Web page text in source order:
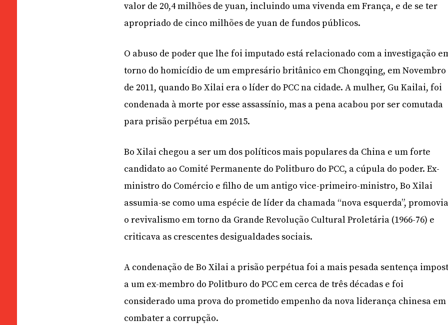
valor de 20,4 milhões de yuan, incluindo uma vivenda em França, e de se ter
apropriado de cinco milhões de yuan de fundos públicos.
O abuso de poder que lhe foi imputado está relacionado com a investigação
torno do homicídio de um empresário britânico em Chongqing, em Novembro
de 2011, quando Bo Xilai era o líder do PCC na cidade. A mulher, Gu Kailai, foi
condenada à morte por esse assassínio, mas a pena acabou por ser comutada
para prisão perpétua em 2015.
Bo Xilai chegou a ser um dos políticos mais populares da China e um forte
candidato ao Comité Permanente do Politburo do PCC, a cúpula do poder. Ex-
ministro do Comércio e filho de um antigo vice-primeiro-ministro, Bo Xilai
assumia-se como uma espécie de líder da chamada “nova esquerda”,
o revivalismo em torno da Grande Revolução Cultural Proletária (1966-76) e
criticava as crescentes desigualdades sociais.
A condenação de Bo Xilai a prisão perpétua foi a mais pesada sentença
a um ex-membro do Politburo do PCC em cerca de três décadas e foi
considerado uma prova do prometido empenho da nova liderança chinesa em
combater a corrupção.